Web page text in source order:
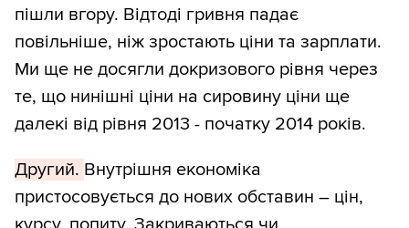
пішли вгору. Відтоді гривня падає
повільніше, ніж зростають ціни та зарплати.
Ми ще не досягли докризового рівня через
те, що нинішні ціни на сировину ціни ще
далекі від рівня 2013 - початку 2014 років.
Другий. Внутрішня економіка
пристосовується до нових обставин – цін,